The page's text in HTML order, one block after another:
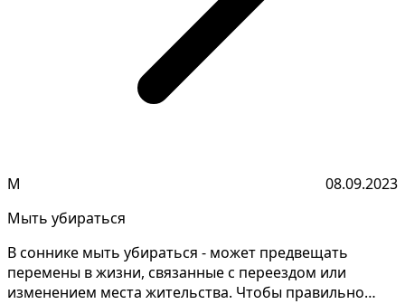
М
08.09.2023
Мыть убираться
В соннике мыть убираться - может предвещать
перемены в жизни, связанные с переездом или
изменением места жительства. Чтобы правильно